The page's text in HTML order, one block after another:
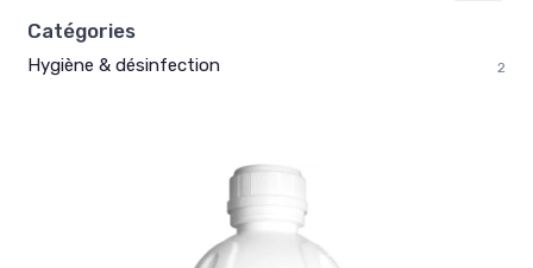
Catégories
Hygiène & désinfection 2